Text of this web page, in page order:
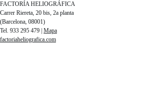
FACTORÍA HELIOGRÁFICA
Carrer Riereta, 20 bis, 2a planta
(Barcelona, 08001)
Tel. 933 295 479 | Mapa
factoriaheliografica.com